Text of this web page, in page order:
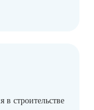
в строительстве